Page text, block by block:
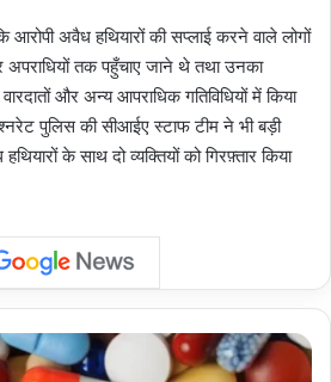
आरोपी अवैध हथियारों की सप्लाई करने वाले लोगों
तक पहुँचाए जाने थे तथा उनका
और अन्य आपराधिक गतिविधियों में किया
पुलिस की सीआईए स्टाफ टीम ने भी बड़ी
के साथ दो व्यक्तियों को गिरफ़्तार किया